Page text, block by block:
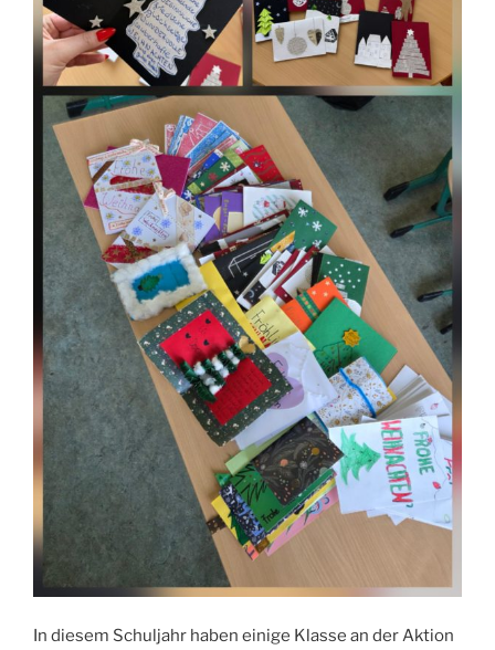
In diesem Schuljahr haben einige Klasse an der Aktion